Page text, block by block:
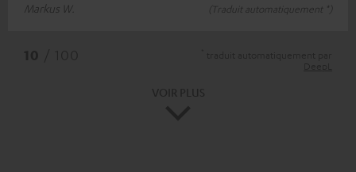
Markus W.
(Traduit automatiquement *)